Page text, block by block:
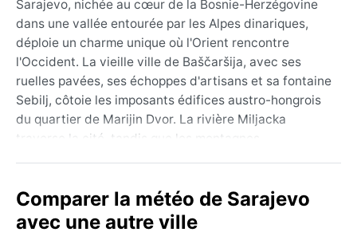
Sarajevo, nichée au cœur de la Bosnie-Herzégovine
dans une vallée entourée par les Alpes dinariques,
déploie un charme unique où l'Orient rencontre
l'Occident. La vieille ville de Baščaršija, avec ses
ruelles pavées, ses échoppes d'artisans et sa fontaine
Sebilj, côtoie les imposants édifices austro-hongrois
du quartier de Marijin Dvor. La rivière Miljacka
traverse la cité, tandis que les montagnes
fois mélancolique et résiliente, marquée par son
histoire ottomane, son pont latin et les traces de la
Comparer la météo de Sarajevo
avec une autre ville